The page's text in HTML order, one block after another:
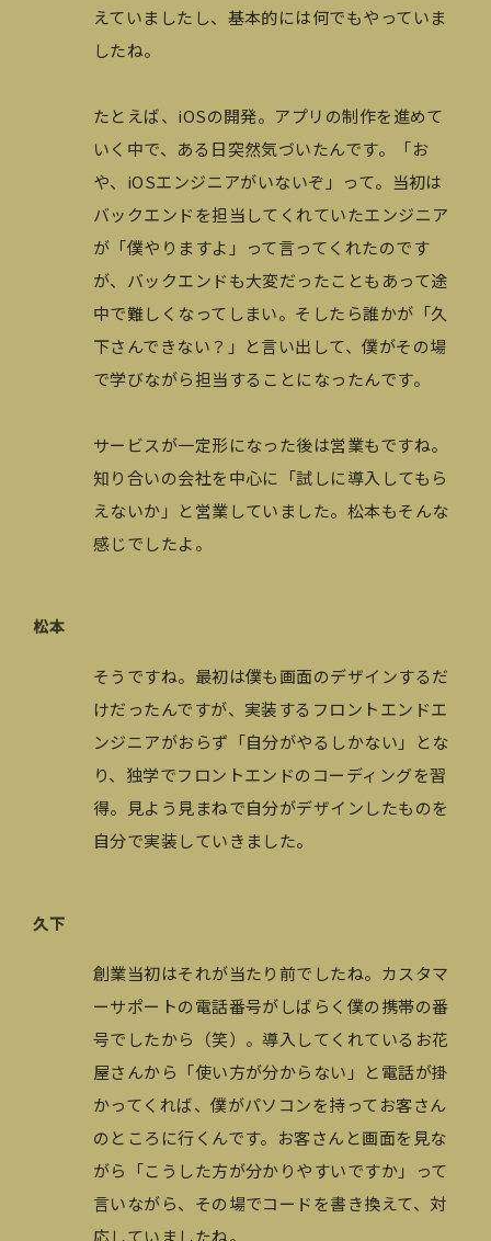
えていましたし、基本的には何でもやっていま
したね。
たとえば、iOSの開発。アプリの制作を進めて
いく中で、ある日突然気づいたんです。「お
や、iOSエンジニアがいないぞ」って。当初は
バックエンドを担当してくれていたエンジニア
が「僕やりますよ」って言ってくれたのです
が、バックエンドも大変だったこともあって途
中で難しくなってしまい。そしたら誰かが「久
下さんできない？」と言い出して、僕がその場
で学びながら担当することになったんです。
サービスが一定形になった後は営業もですね。
知り合いの会社を中心に「試しに導入してもら
えないか」と営業していました。松本もそんな
感じでしたよ。
松本
そうですね。最初は僕も画面のデザインするだ
けだったんですが、実装するフロントエンドエ
ンジニアがおらず「自分がやるしかない」とな
り、独学でフロントエンドのコーディングを習
得。見よう見まねで自分がデザインしたものを
自分で実装していきました。
久下
創業当初はそれが当たり前でしたね。カスタマ
ーサポートの電話番号がしばらく僕の携帯の番
号でしたから（笑）。導入してくれているお花
屋さんから「使い方が分からない」と電話が掛
かってくれば、僕がパソコンを持ってお客さん
のところに行くんです。お客さんと画面を見な
がら「こうした方が分かりやすいですか」って
言いながら、その場でコードを書き換えて、対
応していましたね。